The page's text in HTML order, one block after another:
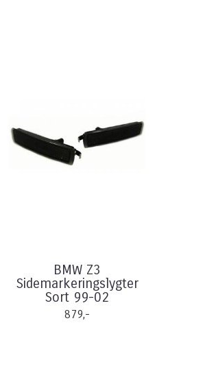
BMW Z3
Sidemarkeringslygter
Sort 99-02
879,-